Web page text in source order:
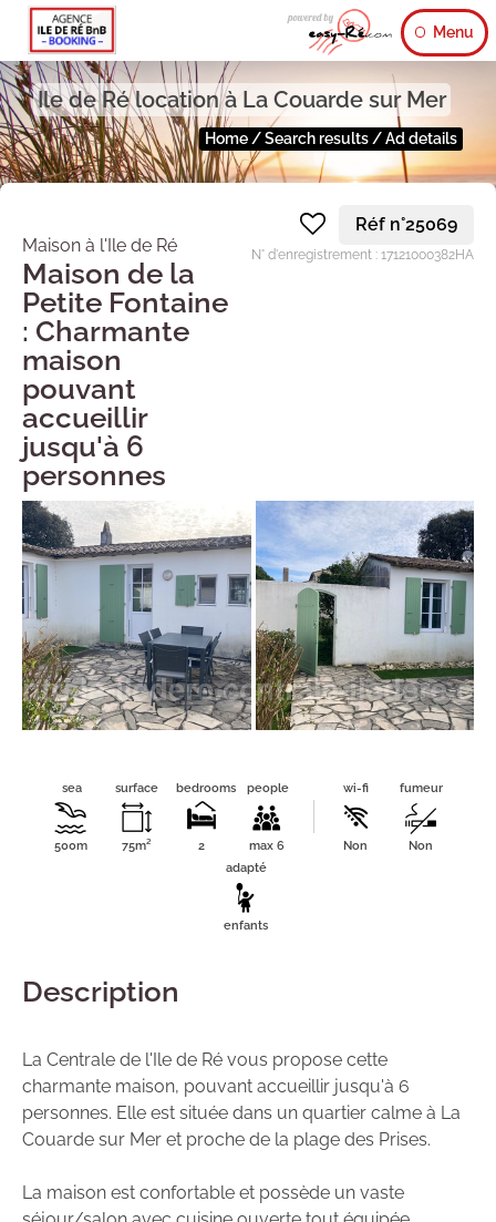
Menu
Ile de Ré location à La Couarde sur Mer
Home /Search results /Ad details
Réf n°25069
N° d'enregistrement : 17121000382HA
Maison à l'Ile de Ré
Maison de la
Petite Fontaine
: Charmante
maison
pouvant
accueillir
jusqu'à 6
personnes
sea
500m
surface
75m²
bedrooms
2
people
max 6
wi-fi
Non
fumeur
Non
adapté
enfants
Description
La Centrale de l'Ile de Ré vous propose cette
charmante maison, pouvant accueillir jusqu'à 6
personnes. Elle est située dans un quartier calme à La
Couarde sur Mer et proche de la plage des Prises.
La maison est confortable et possède un vaste